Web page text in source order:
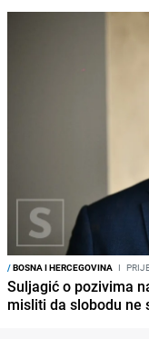
/BOSNA I HERCEGOVINA I
Suljagić o pozivima
misliti da slobodu ne